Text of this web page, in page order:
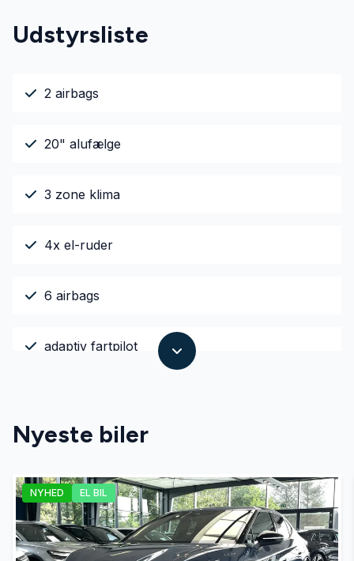
Udstyrsliste
2 airbags
20" alufælge
3 zone klima
4x el-ruder
6 airbags
adaptiv fartpilot
adaptive forlygter
alarm
ambiente belysning
Nyeste biler
NYHED EL BIL